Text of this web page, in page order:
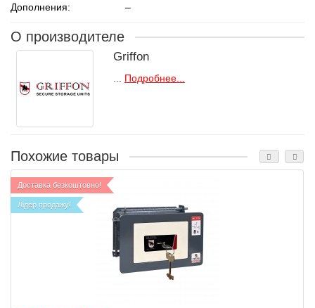
Дополнения:
–
О производителе
Griffon
Подробнее...
Похожие товары
Доставка безкоштовно!
Лідер продажу!